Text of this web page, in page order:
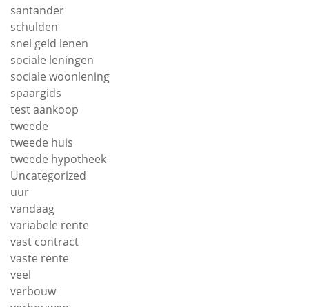
santander
schulden
snel geld lenen
sociale leningen
sociale woonlening
spaargids
test aankoop
tweede
tweede huis
tweede hypotheek
Uncategorized
uur
vandaag
variabele rente
vast contract
vaste rente
veel
verbouw